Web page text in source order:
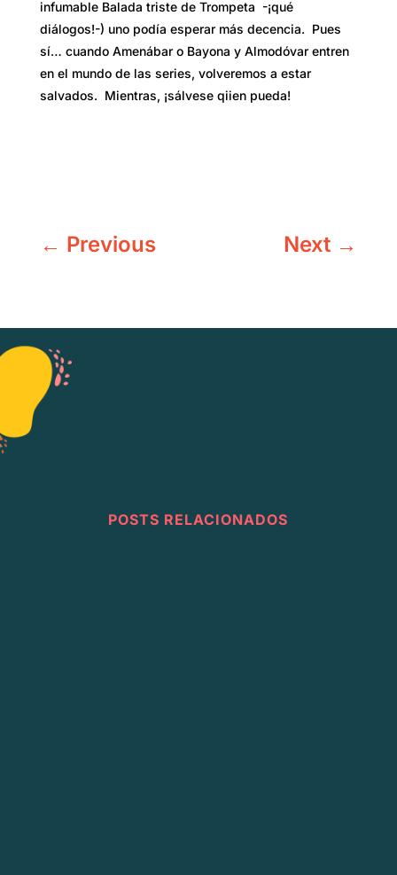
infumable Balada triste de Trompeta -¡qué
diálogos!-) uno podía esperar más decencia. Pues
sí… cuando Amenábar o Bayona y Almodóvar entren
en el mundo de las series, volveremos a estar
salvados. Mientras, ¡sálvese qiien pueda!
← Previous Next →
POSTS RELACIONADOS